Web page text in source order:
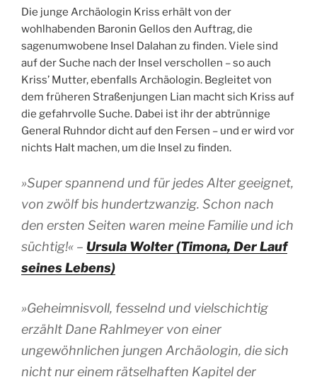
Die junge Archäologin Kriss erhält von der
wohlhabenden Baronin Gellos den Auftrag, die
sagenumwobene Insel Dalahan zu finden. Viele sind
auf der Suche nach der Insel verschollen – so auch
Kriss’ Mutter, ebenfalls Archäologin. Begleitet von
dem früheren Straßenjungen Lian macht sich Kriss auf
die gefahrvolle Suche. Dabei ist ihr der abtrünnige
General Ruhndor dicht auf den Fersen – und er wird vor
nichts Halt machen, um die Insel zu finden.
»Super spannend und für jedes Alter geeignet,
von zwölf bis hundertzwanzig. Schon nach
den ersten Seiten waren meine Familie und ich
süchtig!« – Ursula Wolter (Timona, Der Lauf
seines Lebens)
»Geheimnisvoll, fesselnd und vielschichtig
erzählt Dane Rahlmeyer von einer
ungewöhnlichen jungen Archäologin, die sich
nicht nur einem rätselhaften Kapitel der